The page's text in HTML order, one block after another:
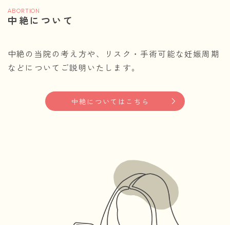
ABORTION
中絶について
中絶の当院の考え方や、リスク・手術可能な妊娠周期
などについてご説明いたします。
中絶についてはこちら